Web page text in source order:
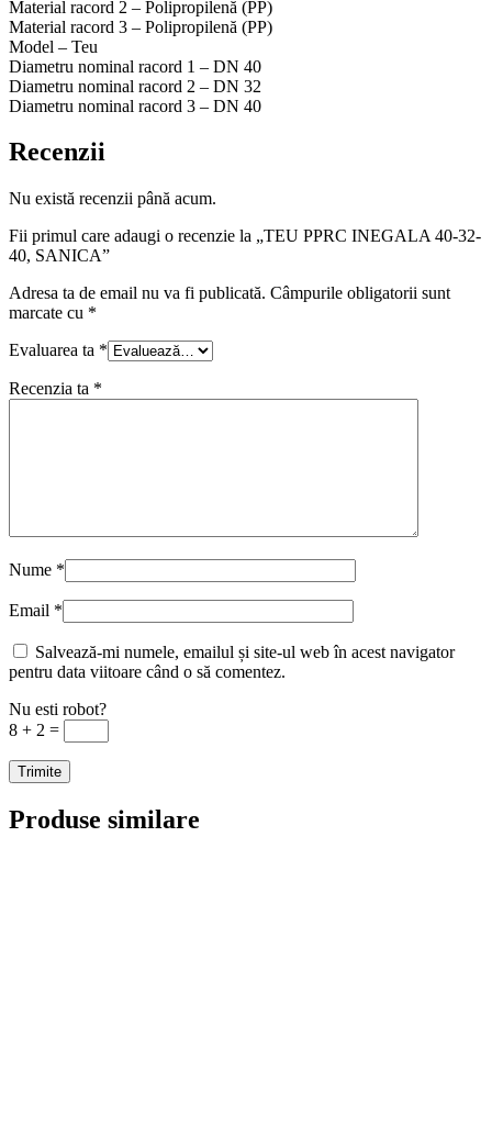
Material racord 2 – Polipropilenă (PP)
Material racord 3 – Polipropilenă (PP)
Model – Teu
Diametru nominal racord 1 – DN 40
Diametru nominal racord 2 – DN 32
Diametru nominal racord 3 – DN 40
Recenzii
Nu există recenzii până acum.
Fii primul care adaugi o recenzie la „TEU PPRC INEGALA 40-32-
40, SANICA”
Adresa ta de email nu va fi publicată. Câmpurile obligatorii sunt
marcate cu *
Evaluarea ta *
Recenzia ta *
Nume *
Email *
Salvează-mi numele, emailul și site-ul web în acest navigator
pentru data viitoare când o să comentez.
Nu esti robot?
8 + 2 =
Produse similare